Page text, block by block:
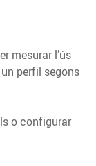
correu actual
prova-ho
mesurar l’ús
perfil segons
o configurar